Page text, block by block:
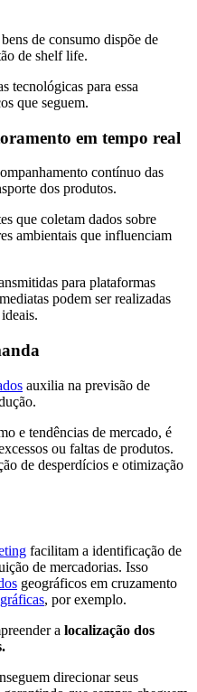
de consumo dispõe de
de shelf life.
tecnológicas para essa
que seguem.
em tempo real
contínuo das
dos produtos.
que coletam dados sobre
ambientais que influenciam
para plataformas
podem ser realizadas
auxilia na previsão de
e tendências de mercado, é
ou faltas de produtos.
de desperdícios e otimização
facilitam a identificação de
de mercadorias. Isso
geográficos em cruzamento
, por exemplo.
a localização dos
direcionar seus